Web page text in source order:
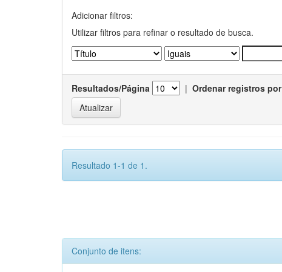
Adicionar filtros:
Utilizar filtros para refinar o resultado de busca.
Resultados/Página | Ordenar registros por
Resultado 1-1 de 1.
Conjunto de itens: